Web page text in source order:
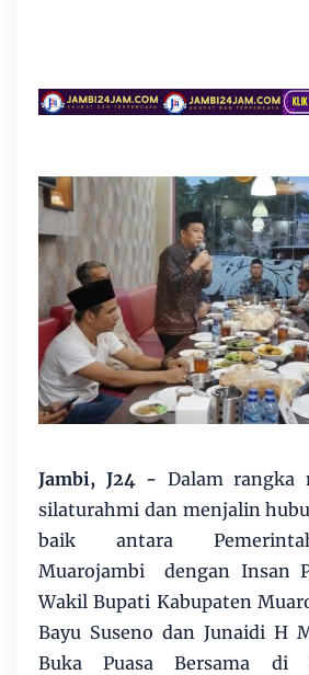
Jambi, J24- Dalam rangka
silaturahmi dan menjalin
baik antara
Muarojambi dengan Insan
Wakil Bupati Kabupaten
Bayu Suseno dan Junaidi H
Buka Puasa Bersama di